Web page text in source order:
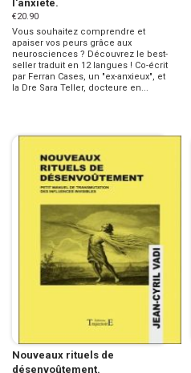
l'anxiété.
€20.90
Vous souhaitez comprendre et
apaiser vos peurs grâce aux
neurosciences ? Découvrez le best-
seller traduit en 12 langues ! Co-écrit
par Ferran Cases, un "ex-anxieux", et
la Dre Sara Teller, docteure en...
Nouveaux rituels de
désenvoûtement.